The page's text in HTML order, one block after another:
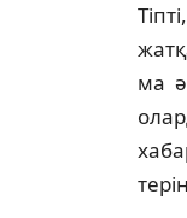
ма